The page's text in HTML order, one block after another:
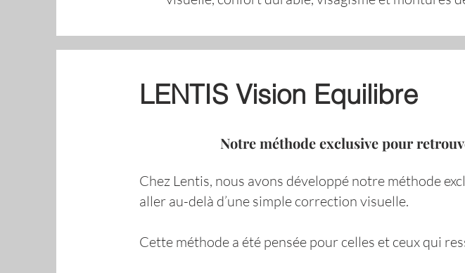
LENTIS Vision Equilibre
Notre méthode exclusive pour
Chez Lentis, nous avons développé notre méthode
aller au-delà d’une simple correction visuelle.
Cette méthode a été pensée pour celles et ceux qui